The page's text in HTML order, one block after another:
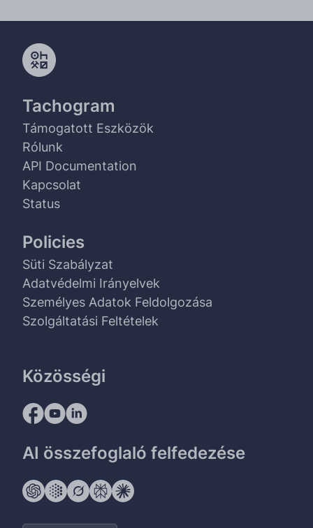
Tachogram
Támogatott Eszközök
Rólunk
API Documentation
Kapcsolat
Status
Policies
Süti Szabályzat
Adatvédelmi Irányelvek
Személyes Adatok Feldolgozása
Szolgáltatási Feltételek
Közösségi
AI összefoglaló felfedezése